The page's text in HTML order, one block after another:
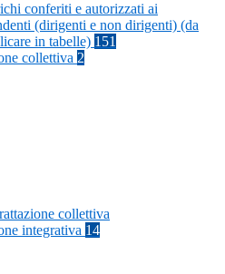
conferiti e autorizzati ai
(dirigenti e non dirigenti) (da
in tabelle) 151
collettiva 2
collettiva
integrativa 14